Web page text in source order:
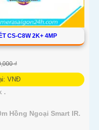
CS-C8W 2K+ 4MP
₫
VNĐ
.
Hồng Ngoại Smart IR.